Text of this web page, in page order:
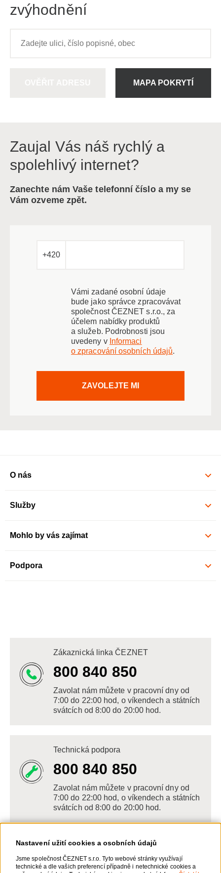
Nastavení užití cookies a osobních údajů
Jsme společnost ČEZNET s.r.o. Tyto webové stránky využívají
technické a dle vašich preferencí případně i netechnické cookies a
zvýhodnění
MAPA POKRYTÍ
Zaujal Vás náš rychlý a
spolehlivý internet?
Zanechte nám Vaše telefonní číslo a my se
Vám ozveme zpět.
+420
Vámi zadané osobní údaje
bude jako správce zpracovávat
společnost ČEZNET s.r.o., za
účelem nabídky produktů
a služeb. Podrobnosti jsou
uvedeny v Informaci
o zpracování osobních údajů.
ZAVOLEJTE MI
O nás
Služby
Mohlo by vás zajímat
Podpora
Zákaznická linka ČEZNET
800 840 850
Zavolat nám můžete v pracovní dny od
7:00 do 22:00 hod, o víkendech a státních
svátcích od 8:00 do 20:00 hod.
Technická podpora
800 840 850
Zavolat nám můžete v pracovní dny od
7:00 do 22:00 hod, o víkendech a státních
svátcích od 8:00 do 20:00 hod.
Napište nám